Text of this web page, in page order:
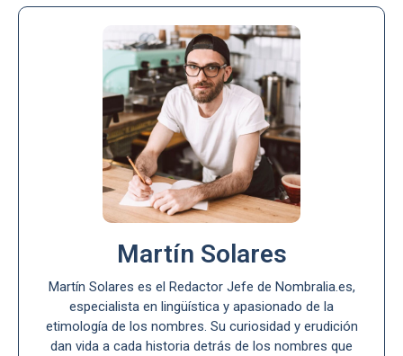
Martín Solares
Martín Solares es el Redactor Jefe de Nombralia.es,
especialista en lingüística y apasionado de la
etimología de los nombres. Su curiosidad y erudición
dan vida a cada historia detrás de los nombres que